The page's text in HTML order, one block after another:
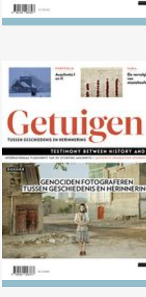
Nr. 141 (10/2025)
fotograferen tussen
en herinnering